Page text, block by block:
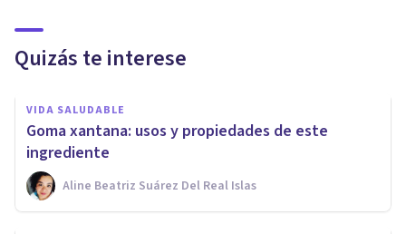
Quizás te interese
VIDA SALUDABLE
Goma xantana: usos y propiedades de este
ingrediente
Aline Beatriz Suárez Del Real Islas